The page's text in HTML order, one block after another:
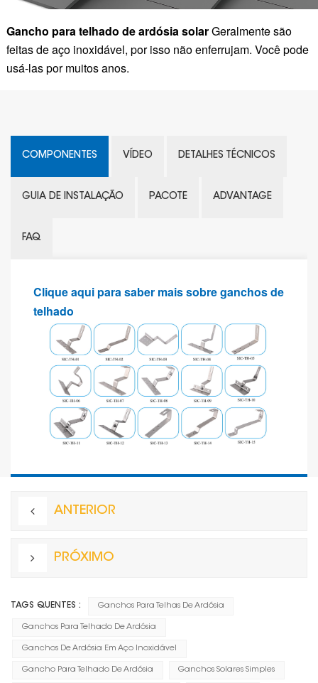
Gancho para telhado de ardósia solarGeralmente são
feitas de aço inoxidável, por isso não enferrujam. Você pode
usá-las por muitos anos.
COMPONENTES VÍDEO DETALHES TÉCNICOS
GUIA DE INSTALAÇÃO PACOTE ADVANTAGE
FAQ
Clique aqui para saber mais sobre ganchos de
telhado
ANTERIOR
PRÓXIMO
TAGS QUENTES : Ganchos Para Telhas De Ardósia
Ganchos Para Telhado De Ardósia
Ganchos De Ardósia Em Aço Inoxidável
Gancho Para Telhado De Ardósia Ganchos Solares Simples